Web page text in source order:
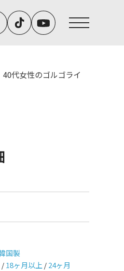
代女性のゴルゴライ
国製
/18ヶ月以上 /24ヶ月